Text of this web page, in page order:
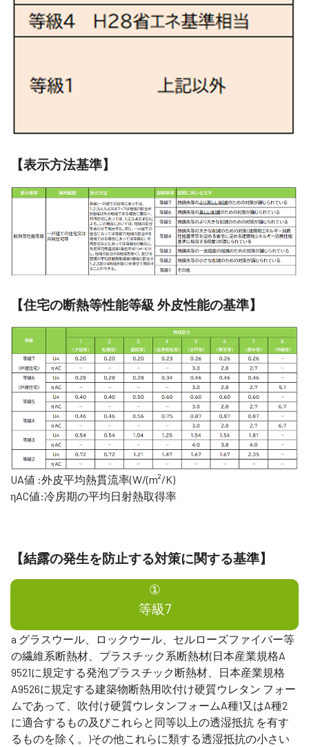
【表示方法基準】
【住宅の断熱等性能等級 外皮性能の基準】
UA値 :外皮平均熱貫流率(W/(m²/K)
ηAC値:冷房期の平均日射熱取得率
【結露の発生を防止する対策に関する基準】
①
等級7
a グラスウール、ロックウール、セルローズファイバー等
の繊維系断熱材、プラスチック系断熱材(日本産業規格A
9521に規定する発泡プラスチック断熱材、日本産業規格
A9526に規定する建築物断熱用吹付け硬質ウレタン フォー
ムであって、吹付け硬質ウレタンフォームA種1又はA種2
に適合するもの及びこれらと同等以上の透湿抵抗 を有す
るものを除く。)その他これらに類する透湿抵抗の小さい